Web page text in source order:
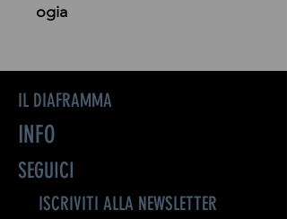
ogia
IL DIAFRAMMA
INFO
SEGUICI
ISCRIVITI ALLA NEWSLETTER